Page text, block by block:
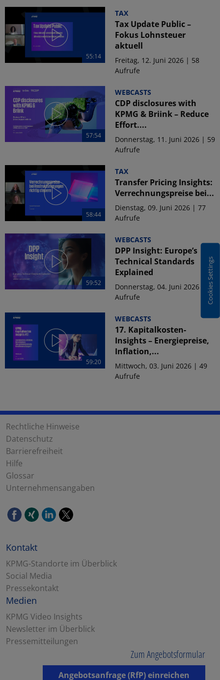
55:14
TAX
Tax Update Public –
Fokus Lohnsteuer
aktuell
Freitag, 12. Juni 2026 | 58
Aufrufe
57:54
WEBCASTS
CDP disclosures with
KPMG & Briink – Reduce
Effort....
Donnerstag, 11. Juni 2026 | 59
Aufrufe
58:44
TAX
Transfer Pricing Insights:
Verrechnungspreise bei...
Dienstag, 09. Juni 2026 | 77
Aufrufe
59:52
WEBCASTS
DPP Insight: Europe’s
Technical Standards
Explained
Donnerstag, 04. Juni 2026 | 68
Aufrufe
59:20
WEBCASTS
17. Kapitalkosten-
Insights – Energiepreise,
Inflation,...
Mittwoch, 03. Juni 2026 | 49
Aufrufe
Cookies Settings
Rechtliche Hinweise
Datenschutz
Barrierefreiheit
Hilfe
Glossar
Unternehmensangaben
Kontakt
KPMG-Standorte im Überblick
Social Media
Pressekontakt
Medien
KPMG Video Insights
Newsletter im Überblick
Pressemitteilungen
Zum Angebotsformular
Angebotsanfrage (RfP) einreichen